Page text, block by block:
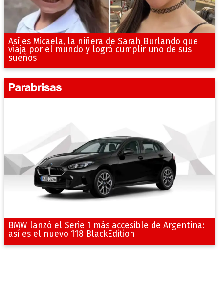
Así es Micaela, la niñera de Sarah Burlando que
viaja por el mundo y logró cumplir uno de sus
sueños
BMW lanzó el Serie 1 más accesible de Argentina:
así es el nuevo 118 BlackEdition